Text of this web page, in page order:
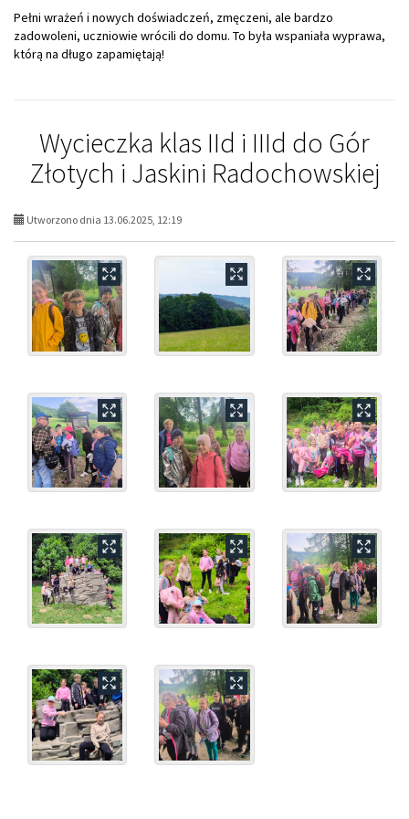
Pełni wrażeń i nowych doświadczeń, zmęczeni, ale bardzo
zadowoleni, uczniowie wrócili do domu. To była wspaniała wyprawa,
którą na długo zapamiętają!
Wycieczka klas IId i IIId do Gór
Złotych i Jaskini Radochowskiej
Utworzono dnia 13.06.2025, 12:19